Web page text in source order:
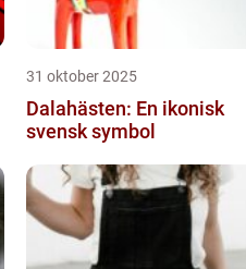
31 oktober 2025
Dalahästen: En ikonisk
svensk symbol